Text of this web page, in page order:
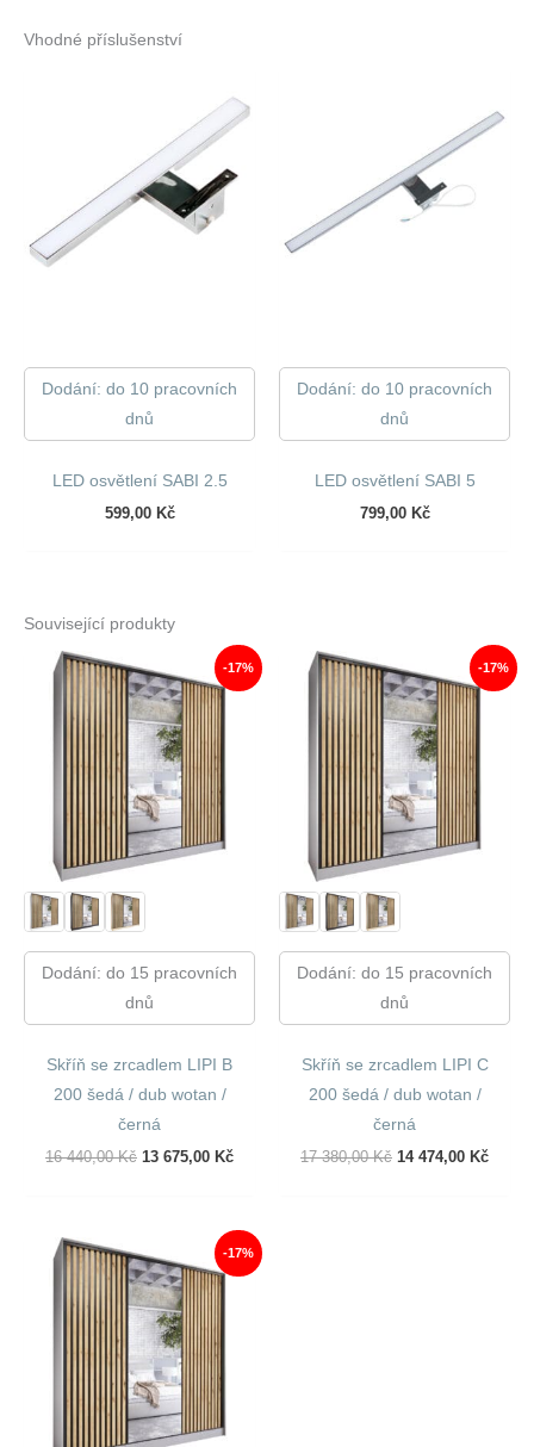
Vhodné příslušenství
Dodání: do 10 pracovních
dnů
LED osvětlení SABI 2.5
599,00 Kč
Dodání: do 10 pracovních
dnů
LED osvětlení SABI 5
799,00 Kč
Související produkty
-17%
Dodání: do 15 pracovních
dnů
Skříň se zrcadlem LIPI B
200 šedá / dub wotan /
černá
16 440,00Kč Původní
13 675,00 KčAktuální
675,00 Kč.
-17%
Dodání: do 15 pracovních
dnů
Skříň se zrcadlem LIPI C
200 šedá / dub wotan /
černá
17 380,00Kč Původní
14 474,00 Kč
-17%